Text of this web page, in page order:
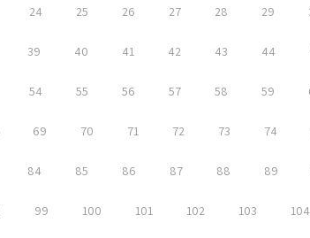
24 25 26 27 28 29
39 40 41 42 43 44
54 55 56 57 58 59
69 70 71 72 73 74
84 85 86 87 88 89
99 100 101 102 103 104